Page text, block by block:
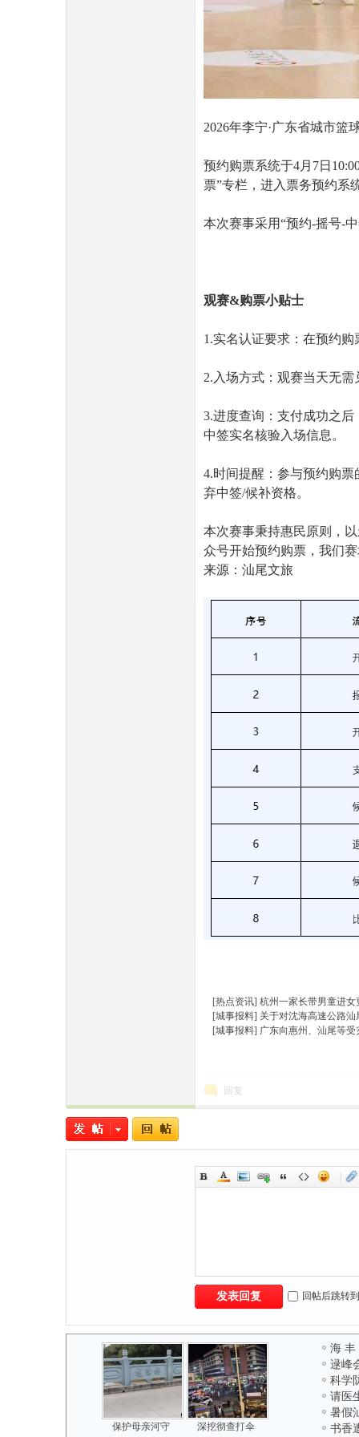
2026年李宁·广东省城市篮
预约购票系统于4月7日
票”专栏，进入票务预约系
本次赛事采用“预约-摇号-
观赛&购票小贴士
1.实名认证要求：在预约
2.入场方式：观赛当天无
3.进度查询：支付成功之
中签实名核验入场信息。
4.时间提醒：参与预约购
弃中签/候补资格。
本次赛事秉持惠民原则，
众号开始预约购票，我们
来源：汕尾文旅
[热点资讯] 杭州一家长带男童进
[城事报料] 关于对沈海高速公路
[城事报料] 广东向惠州、汕尾等
回复
发表回复 回帖后跳转
保护母亲河守 深挖彻查打伞
海 丰
逯峰
科学
请医
暑假
书香